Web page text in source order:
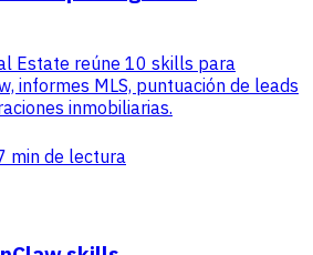
Estate reúne 10 skills para
informes MLS, puntuación de leads
inmobiliarias.
min de lectura